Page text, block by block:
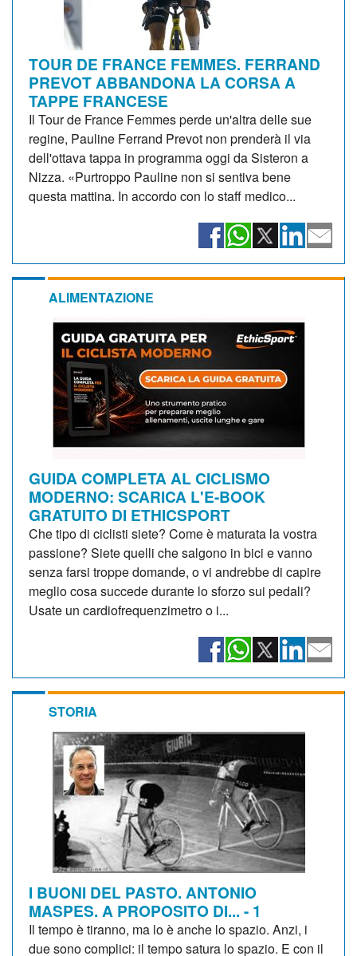
TOUR DE FRANCE FEMMES. FERRAND
PREVOT ABBANDONA LA CORSA A
TAPPE FRANCESE
Il Tour de France Femmes perde un'altra delle sue
regine, Pauline Ferrand Prevot non prenderà il via
dell'ottava tappa in programma oggi da Sisteron a
Nizza. «Purtroppo Pauline non si sentiva bene
questa mattina. In accordo con lo staff medico...
ALIMENTAZIONE
GUIDA COMPLETA AL CICLISMO
MODERNO: SCARICA L'E-BOOK
GRATUITO DI ETHICSPORT
Che tipo di ciclisti siete? Come è maturata la vostra
passione? Siete quelli che salgono in bici e vanno
senza farsi troppe domande, o vi andrebbe di capire
meglio cosa succede durante lo sforzo sui pedali?
Usate un cardiofrequenzimetro o i...
STORIA
I BUONI DEL PASTO. ANTONIO
MASPES. A PROPOSITO DI... - 1
Il tempo è tiranno, ma lo è anche lo spazio. Anzi, i
due sono complici: il tempo satura lo spazio. E con il